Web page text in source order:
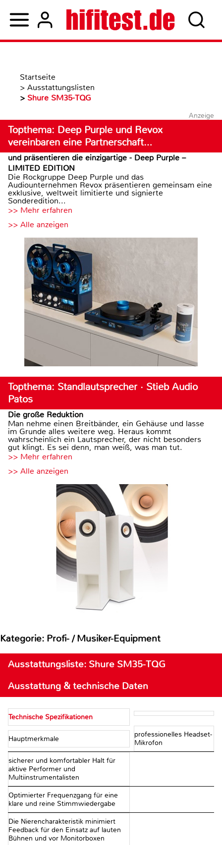
Startseite
> Ausstattungslisten
> Shure SM35-TQG
Anzeige
Topthema: Deep Purple und Revox
vereinbaren eine Partnerschaft…
und präsentieren die einzigartige - Deep Purple –
LIMITED EDITION
Die Rockgruppe Deep Purple und das
Audiounternehmen Revox präsentieren gemeinsam eine
exklusive, weltweit limitierte und signierte
Sonderedition...
>> Mehr erfahren
>> Alle anzeigen
Topthema: Standlautsprecher · Stieb Audio
Patos
Die große Reduktion
Man nehme einen Breitbänder, ein Gehäuse und lasse
im Grunde alles weitere weg. Heraus kommt
wahrscheinlich ein Lautsprecher, der nicht besonders
gut klingt. Es sei denn, man weiß, was man tut.
>> Mehr erfahren
>> Alle anzeigen
Kategorie: Profi- / Musiker-Equipment
Ausstattungsliste: Shure SM35-TQG
Ausstattung & technische Daten
Technische Spezifikationen
Hauptmerkmale
professionelles Headset-
Mikrofon
sicherer und komfortabler Halt für
aktive Performer und
Multiinstrumentalisten
Optimierter Frequenzgang für eine
klare und reine Stimmwiedergabe
Die Nierencharakteristik minimiert
Feedback für den Einsatz auf lauten
Bühnen und vor Monitorboxen